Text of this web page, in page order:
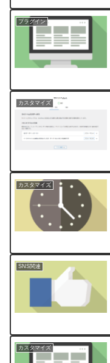
プラグイン
カスタマイズ
カスタマイズ
SNS関連
カスタマイズ